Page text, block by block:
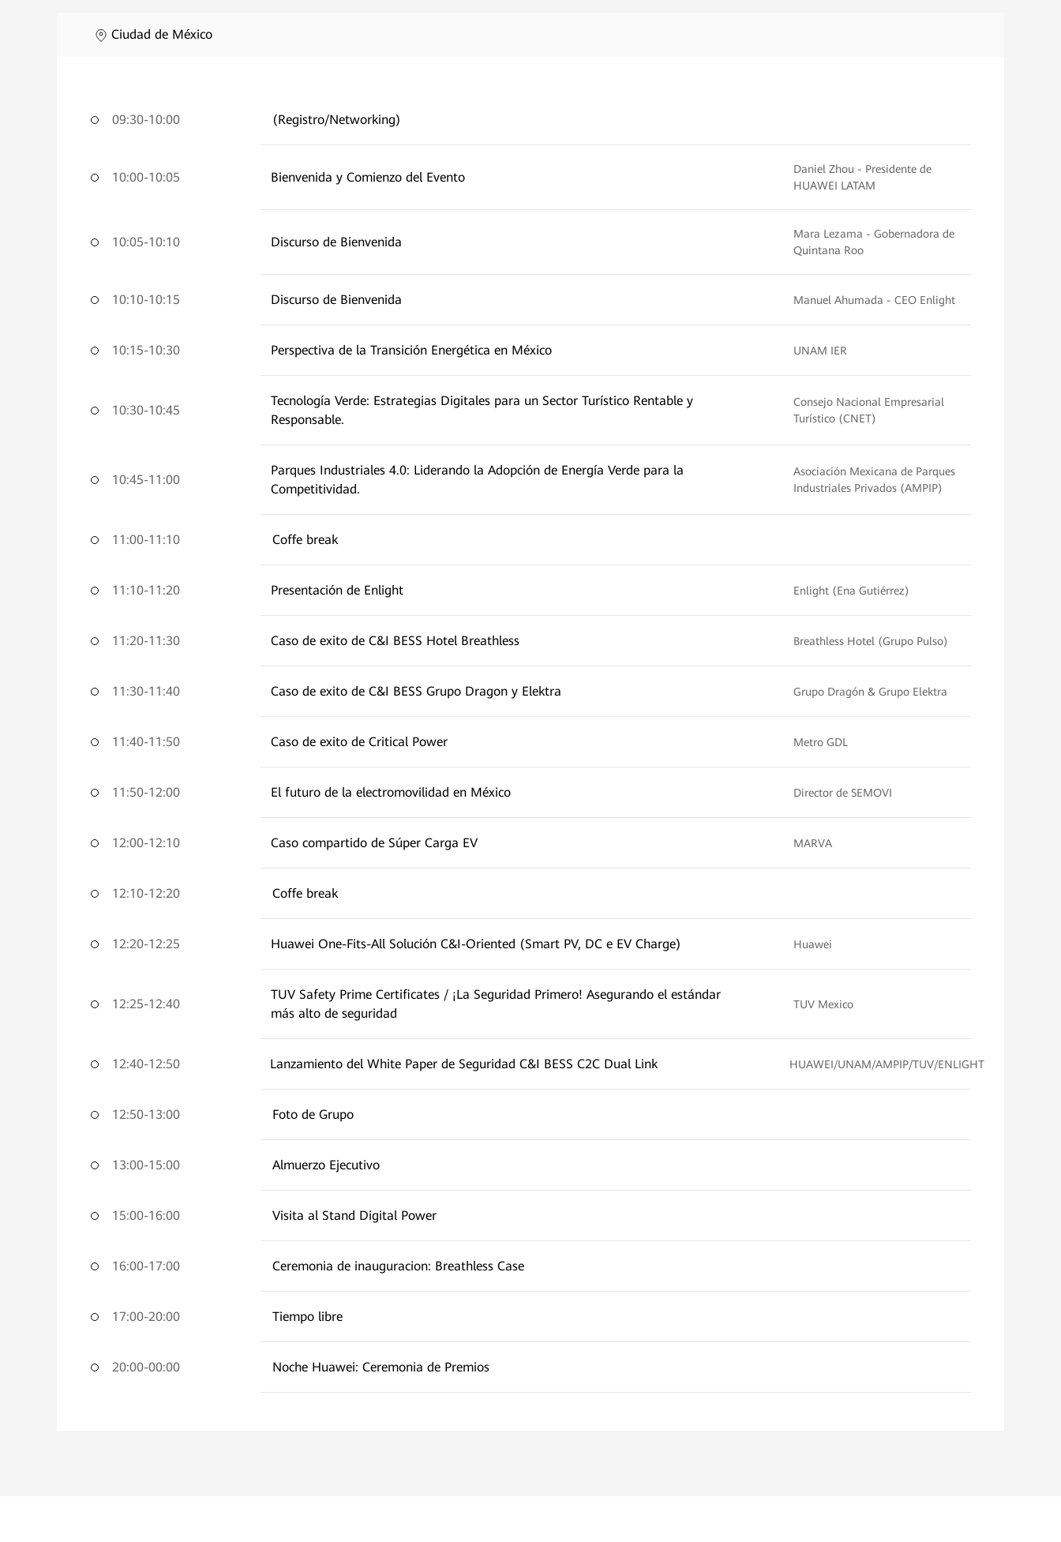
Ciudad de México
09:30-10:00 (Registro/Networking)
10:00-10:05 Bienvenida y Comienzo del Evento
Daniel Zhou - Presidente de
HUAWEI LATAM
10:05-10:10 Discurso de Bienvenida
Mara Lezama - Gobernadora de
Quintana Roo
10:10-10:15 Discurso de Bienvenida Manuel Ahumada - CEO Enlight
10:15-10:30 Perspectiva de la Transición Energética en México UNAM IER
10:30-10:45
Tecnología Verde: Estrategias Digitales para un Sector Turístico Rentable y
Responsable.
Consejo Nacional Empresarial
Turístico (CNET)
10:45-11:00
Parques Industriales 4.0: Liderando la Adopción de Energía Verde para la
Competitividad.
Asociación Mexicana de Parques
Industriales Privados (AMPIP)
11:00-11:10 Coffe break
11:10-11:20 Presentación de Enlight Enlight (Ena Gutiérrez)
11:20-11:30 Caso de exito de C&I BESS Hotel Breathless Breathless Hotel (Grupo Pulso)
11:30-11:40 Caso de exito de C&I BESS Grupo Dragon y Elektra Grupo Dragón & Grupo Elektra
11:40-11:50 Caso de exito de Critical Power Metro GDL
11:50-12:00 El futuro de la electromovilidad en México Director de SEMOVI
12:00-12:10 Caso compartido de Súper Carga EV MARVA
12:10-12:20 Coffe break
12:20-12:25 Huawei One-Fits-All Solución C&I-Oriented (Smart PV, DC e EV Charge) Huawei
12:25-12:40
TUV Safety Prime Certificates / ¡La Seguridad Primero! Asegurando el estándar
más alto de seguridad
TUV Mexico
12:40-12:50 Lanzamiento del White Paper de Seguridad C&I BESS C2C Dual Link HUAWEI/UNAM/AMPIP/TUV/ENLIGHT
12:50-13:00 Foto de Grupo
13:00-15:00 Almuerzo Ejecutivo
15:00-16:00 Visita al Stand Digital Power
16:00-17:00 Ceremonia de inauguracion: Breathless Case
17:00-20:00 Tiempo libre
20:00-00:00 Noche Huawei: Ceremonia de Premios